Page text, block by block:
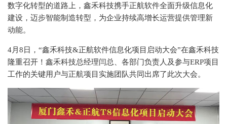
数字化转型的道路上，鑫禾科技携手正航软件全面升级信息化
建设，迈步智能制造转型，为企业持续高增长运营提供管理新
动能。
4月8日，“鑫禾科技&正航软件信息化项目启动大会”在鑫禾科技
隆重召开！鑫禾科技总经理闫总、各部门负责人及参与ERP项目
工作的关键用户与正航项目实施团队共同出席了此次大会。